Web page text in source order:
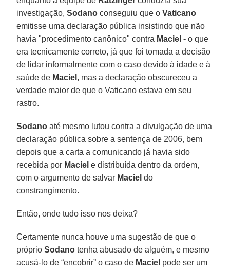
investigação,Sodano conseguiu que oVaticano
emitisse uma declaração pública insistindo que não
havia "procedimento canônico" contra Maciel - o que
era tecnicamente correto, já que foi tomada a decisão
de lidar informalmente com o caso devido à idade e à
saúde de Maciel , mas a declaração obscureceu a
verdade maior de que o Vaticano estava em seu
rastro.
Sodano até mesmo lutou contra a divulgação de uma
declaração pública sobre a sentença de 2006, bem
depois que a carta a comunicando já havia sido
recebida por Maciel e distribuída dentro da ordem,
com o argumento de salvar Maciel do
constrangimento.
Então, onde tudo isso nos deixa?
Certamente nunca houve uma sugestão de que o
próprioSodano tenha abusado de alguém, e mesmo
acusá-lo de “encobrir” o caso de Maciel pode ser um